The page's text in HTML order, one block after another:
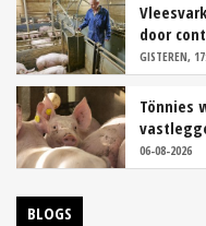
door
GISTEREN,
Tönnies
06-08-2026
BLOGS